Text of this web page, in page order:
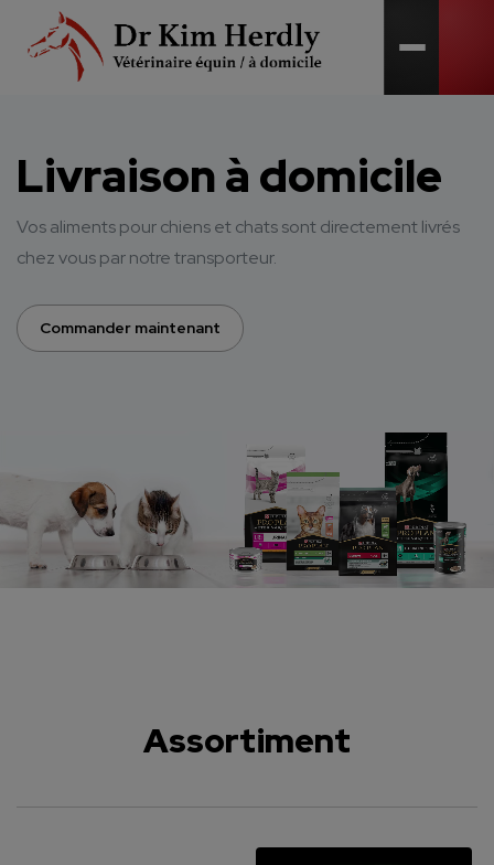
Open
Livraison à domicile
Vos aliments pour chiens et chats sont directement livrés
chez vous par notre transporteur.
Commander maintenant
Assortiment